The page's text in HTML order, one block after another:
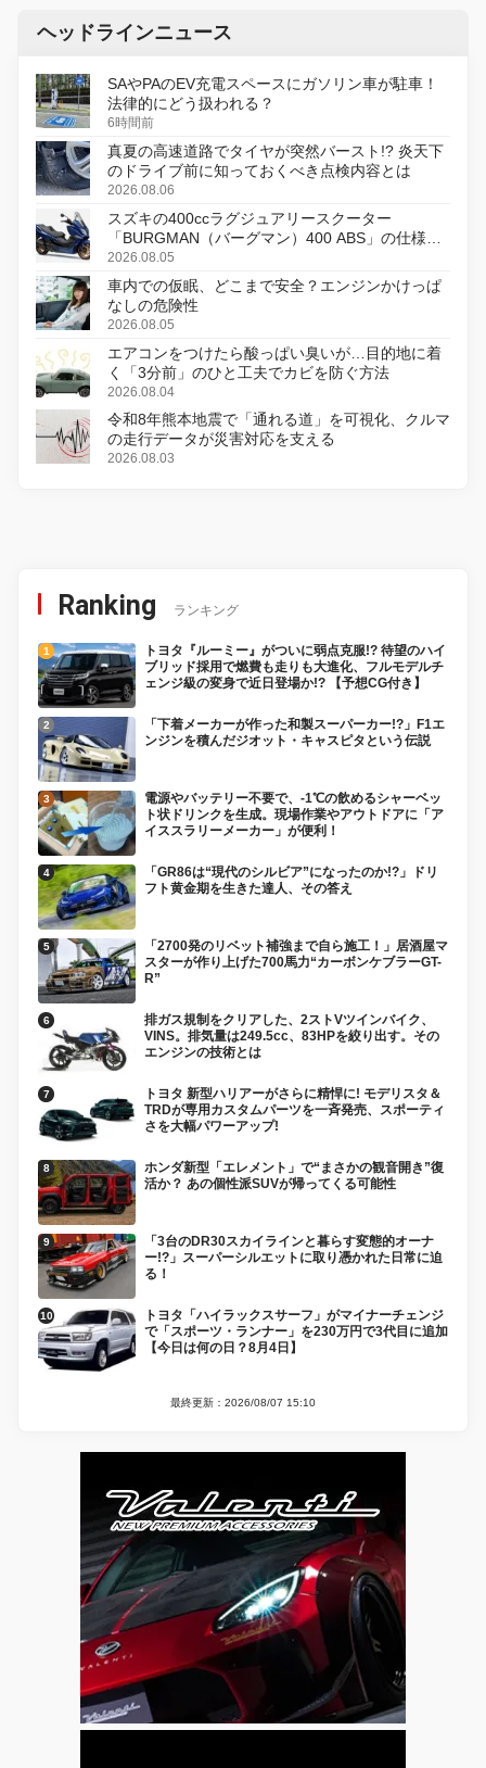
ヘッドラインニュース
SAやPAのEV充電スペースにガソリン車が駐車！
法律的にどう扱われる？
6時間前
真夏の高速道路でタイヤが突然バースト!? 炎天下
のドライブ前に知っておくべき点検内容とは
2026.08.06
スズキの400ccラグジュアリースクーター
「BURGMAN（バーグマン）400 ABS」の仕様を
変更し、8月18日に発売
2026.08.05
車内での仮眠、どこまで安全？エンジンかけっぱ
なしの危険性
2026.08.05
エアコンをつけたら酸っぱい臭いが…目的地に着
く「3分前」のひと工夫でカビを防ぐ方法
2026.08.04
令和8年熊本地震で「通れる道」を可視化、クルマ
の走行データが災害対応を支える
2026.08.03
Ranking ランキング
トヨタ『ルーミー』がついに弱点克服!? 待望のハイ
ブリッド採用で燃費も走りも大進化、フルモデルチ
ェンジ級の変身で近日登場か!? 【予想CG付き】
「下着メーカーが作った和製スーパーカー!?」F1エ
ンジンを積んだジオット・キャスピタという伝説
電源やバッテリー不要で、-1℃の飲めるシャーベッ
ト状ドリンクを生成。現場作業やアウトドアに「ア
イススラリーメーカー」が便利！
「GR86は“現代のシルビア”になったのか!?」ドリ
フト黄金期を生きた達人、その答え
「2700発のリベット補強まで自ら施工！」居酒屋マ
スターが作り上げた700馬力“カーボンケブラーGT-
R”
排ガス規制をクリアした、2ストVツインバイク、
VINS。排気量は249.5cc、83HPを絞り出す。その
エンジンの技術とは
トヨタ 新型ハリアーがさらに精悍に! モデリスタ＆
TRDが専用カスタムパーツを一斉発売、スポーティ
さを大幅パワーアップ!
ホンダ新型「エレメント」で“まさかの観音開き”復
活か？ あの個性派SUVが帰ってくる可能性
「3台のDR30スカイラインと暮らす変態的オーナ
ー!?」スーパーシルエットに取り憑かれた日常に迫
る！
トヨタ「ハイラックスサーフ」がマイナーチェンジ
で「スポーツ・ランナー」を230万円で3代目に追加
【今日は何の日？8月4日】
最終更新：2026/08/07 15:10